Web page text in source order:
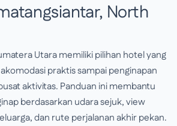
North
Utara memiliki pilihan hotel yang
praktis sampai penginapan
aktivitas. Panduan ini membantu
berdasarkan udara sejuk, view
dan rute perjalanan akhir pekan.